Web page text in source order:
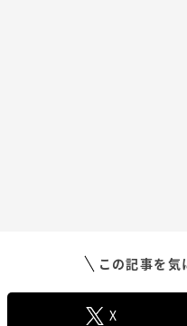
この記事を気
X